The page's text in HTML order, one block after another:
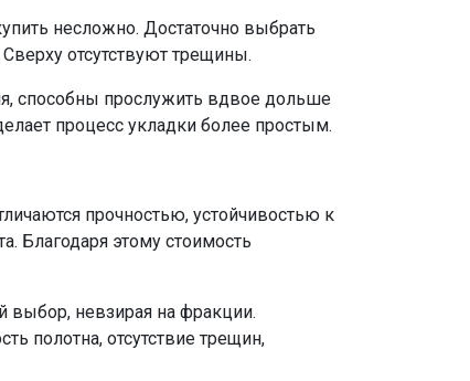
несложно. Достаточно выбрать
отсутствуют трещины.
способны прослужить вдвое дольше
процесс укладки более простым.
прочностью, устойчивостью к
Благодаря этому стоимость
выбор, невзирая на фракции.
полотна, отсутствие трещин,